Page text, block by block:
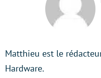
Matthieu est le
Hardware.